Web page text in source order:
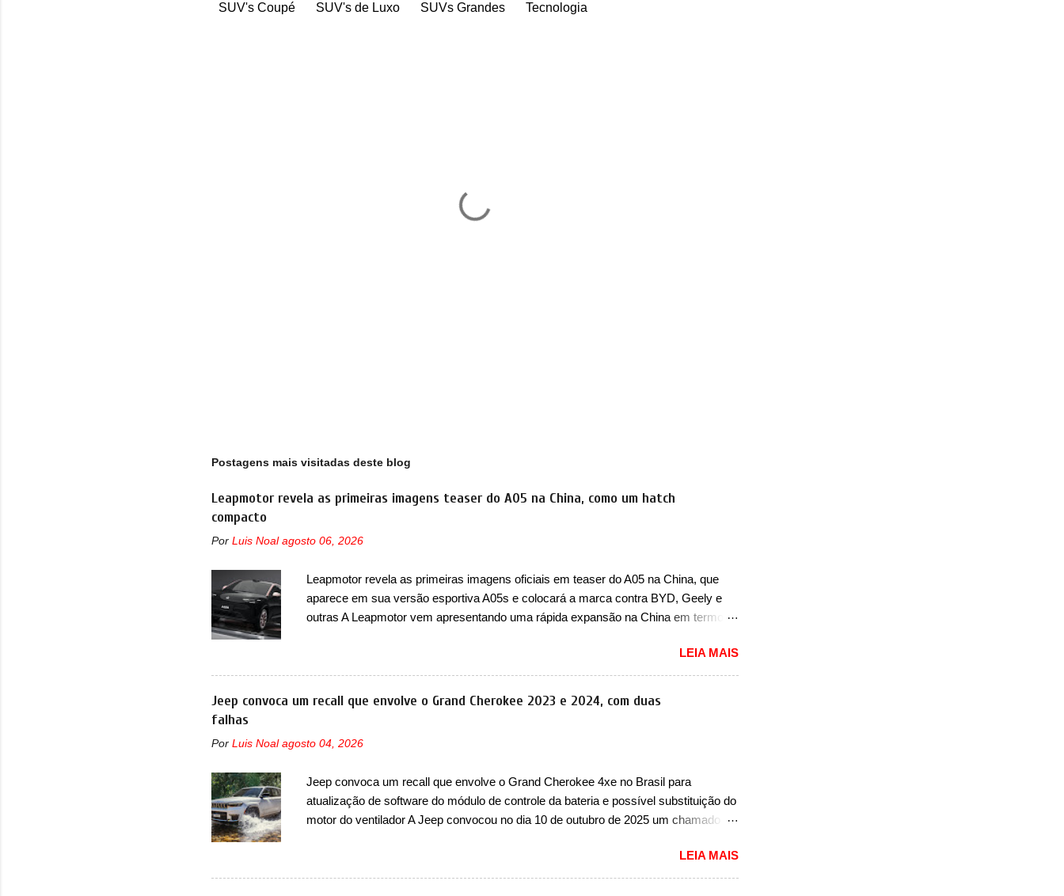
SUV's Coupé SUV's de Luxo SUVs Grandes Tecnologia
Postagens mais visitadas deste blog
Leapmotor revela as primeiras imagens teaser do A05 na China, como um hatch
compacto
Por Luis Noal agosto 06, 2026
Leapmotor revela as primeiras imagens oficiais em teaser do A05 na China, que
aparece em sua versão esportiva A05s e colocará a marca contra BYD, Geely e
outras A Leapmotor vem apresentando uma rápida expansão na China em termos
modelo compacto à sua linha. Posicionado entre o T03 e o B05, a marca revelou as
primeiras imagens teaser do A05, que nas imagens apareceu em sua versão mais
esportiva, o A05s. Previsto para ser lançado ainda neste ano na China, o compacto
elétrico colocará a Leapmotor para concorrer com uma série de outras marcas de
design já visto por outros modelos da marca, em especial do SUV compacto A10.
bastante vinculado ao SUV. Na dianteira, ele possui faróis com um desenho mais
retangular, com um pequeno prolongamento para as laterais. Os faróis cont...
LEIA MAIS
Jeep convoca um recall que envolve o Grand Cherokee 2023 e 2024, com duas
falhas
Por Luis Noal agosto 04, 2026
Jeep convoca um recall que envolve o Grand Cherokee 4xe no Brasil para
atualização de software do módulo de controle da bateria e possível substituição do
motor do ventilador A Jeep convocou no dia 10 de outubro de 2025 um chamado
com unidades de ano/modelo 2023 e 2024. A marca norte-americana diz que as
unidades afetadas precisam retornar a uma concessionária mais próxima para a
LEIA MAIS